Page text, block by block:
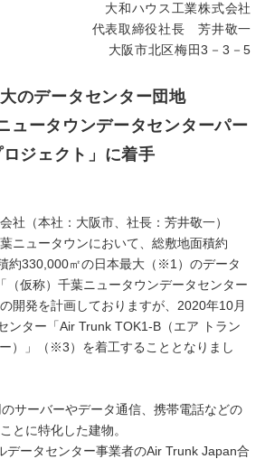
大和ハウス工業株式会社
代表取締役社長 芳井敬一
大阪市北区梅田3－3－5
のデータセンター団地
ュータウンデータセンターパー
ジェクト」に着手
社（本社：大阪市、社長：芳井敬一）
ニュータウンにおいて、総敷地面積約
約330,000㎡の日本最大（※1）のデータ
仮称）千葉ニュータウンデータセンター
開発を計画しておりますが、2020年10月
ンター「Air Trunk TOK1-B（エア トラン
）」（※3）を着工することとなりまし
サーバーやデータ通信、携帯電話などの
とに特化した建物。
ータセンター事業者のAir Trunk Japan合